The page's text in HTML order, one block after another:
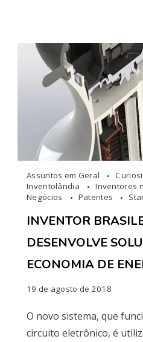
Assuntos em Geral
Inventolândia
Inventores
Negócios
Patentes
INVENTOR
DESENVOLVE
ECONOMIA DE
19 de agosto de 2018
O novo sistema, que
circuito eletrônico, é